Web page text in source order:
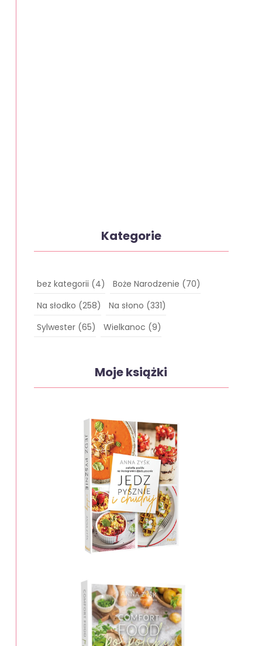
Kategorie
bez kategorii (4) Boże Narodzenie (70)
Na słodko (258) Na słono (331)
Sylwester(65) Wielkanoc (9)
Moje książki